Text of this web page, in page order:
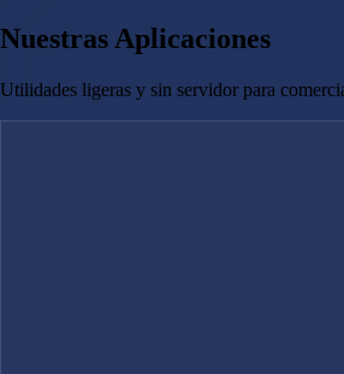
Nuestras Aplicaciones
Utilidades ligeras y sin servidor para